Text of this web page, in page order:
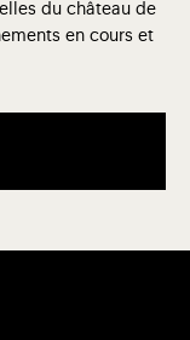
du château de
en cours et